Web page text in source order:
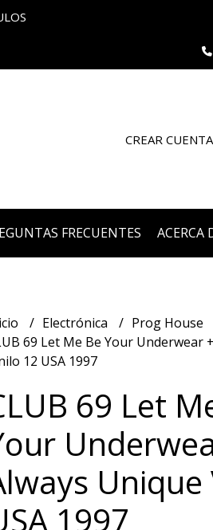
CREAR CUENTA
FRECUENTES ACERCA
Electrónica
Prog House
69 Let Me Be Your Underwear
12 USA 1997
69 Let
Unique
1997